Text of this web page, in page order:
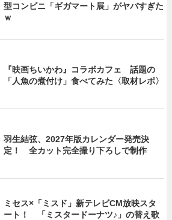
型コンビニ「ギガマート展」がヤバすぎた
ｗ
『映画ちいかわ』コラボカフェ 話題の
「人魚の煮付け」食べてみた〈取材レポ〉
羽生結弦、2027年版カレンダー発売決
定！ 全カット完全撮り下ろしで制作
ミセス×「ミスド」新テレビCM放映スタ
ート！ 「ミスタードーナツ♪」の替え歌